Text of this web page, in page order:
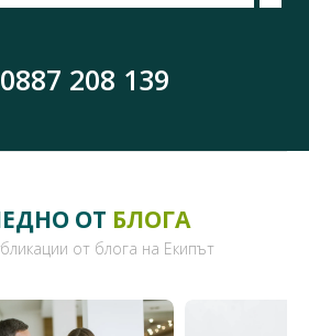
0887 208 139
ОТ БЛОГА
от блога на Екипът